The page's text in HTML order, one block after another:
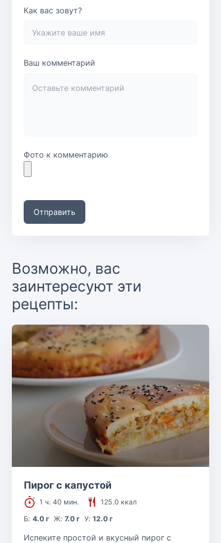
Как вас зовут?
Ваш комментарий
Фото к комментарию
Отправить
Возможно, вас
заинтересуют эти
рецепты:
Пирог с капустой
1 ч. 40 мин.
125.0 ккал
Б:4.0 г Ж: 7.0 г У: 12.0 г
Испеките простой и вкусный пирог с